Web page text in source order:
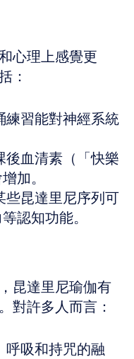
心理上感覺更
：
練習能對神經系統
後血清素（「快樂
加。
些昆達里尼序列可
認知功能。
昆達里尼瑜伽有
對許多人而言：
呼吸和持咒的融